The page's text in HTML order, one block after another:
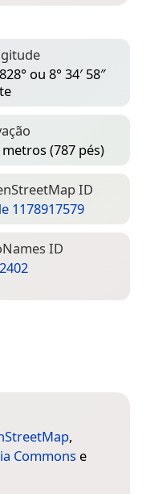
ou 8° 34′ 58″
(787 pés)
ID
1178917579
ID
,
Commons e